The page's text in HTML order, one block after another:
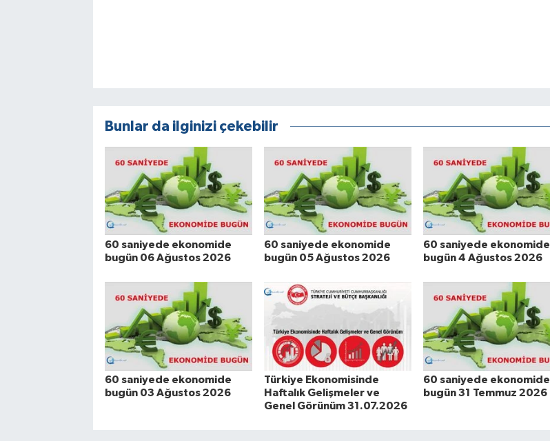
Bunlar da ilginizi çekebilir
60 saniyede ekonomide
bugün 06 Ağustos 2026
60 saniyede ekonomide
bugün 05 Ağustos 2026
60 saniyede ekonomide
bugün 4 Ağustos 2026
60 saniyede ekonomide
bugün 03 Ağustos 2026
Türkiye Ekonomisinde
Haftalık Gelişmeler ve
Genel Görünüm 31.07.2026
60 saniyede ekonomide
bugün 31 Temmuz 2026